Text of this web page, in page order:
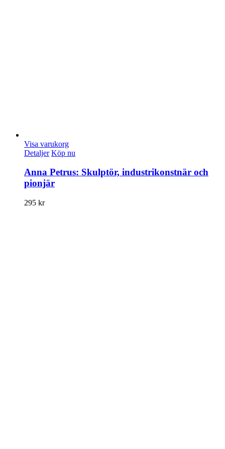
Visa varukorg
Detaljer Köp nu
Anna Petrus: Skulptör, industrikonstnär och
pionjär
295 kr